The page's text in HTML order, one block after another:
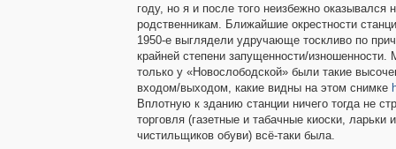
году, но я и после того неизбежно
родственникам. Ближайшие окрестности
1950-е выглядели удручающе тоскливо по
крайней степени запущенности/
только у «Новослободской» были такие
входом/выходом, какие видны на этом снимке
Вплотную к зданию станции ничего тогда не
торговля (газетные и табачные киоски,
чистильщиков обуви) всё-таки была.